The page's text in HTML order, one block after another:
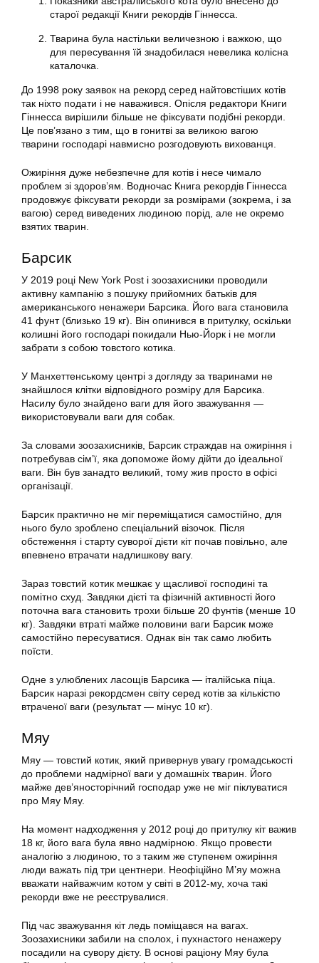
старої редакції Книги рекордів Гіннесса.
Тварина була настільки величезною і важкою, що
для пересування їй знадобилася невелика колісна
каталочка.
До 1998 року заявок на рекорд серед найтовстіших котів
так ніхто подати і не наважився. Опісля редактори Книги
Гіннесса вирішили більше не фіксувати подібні рекорди.
Це пов’язано з тим, що в гонитві за великою вагою
тварини господарі навмисно розгодовують вихованця.
Ожиріння дуже небезпечне для котів і несе чимало
проблем зі здоров’ям. Водночас Книга рекордів Гіннесса
продовжує фіксувати рекорди за розмірами (зокрема, і за
вагою) серед виведених людиною порід, але не окремо
взятих тварин.
Барсик
У 2019 році New York Post і зоозахисники проводили
активну кампанію з пошуку прийомних батьків для
американського ненажери Барсика. Його вага становила
41 фунт (близько 19 кг). Він опинився в притулку, оскільки
колишні його господарі покидали Нью-Йорк і не могли
забрати з собою товстого котика.
У Манхеттенському центрі з догляду за тваринами не
знайшлося клітки відповідного розміру для Барсика.
Насилу було знайдено ваги для його зважування —
використовували ваги для собак.
За словами зоозахисників, Барсик страждав на ожиріння і
потребував сім’ї, яка допоможе йому дійти до ідеальної
ваги. Він був занадто великий, тому жив просто в офісі
організації.
Барсик практично не міг переміщатися самостійно, для
нього було зроблено спеціальний візочок. Після
обстеження і старту суворої дієти кіт почав повільно, але
впевнено втрачати надлишкову вагу.
Зараз товстий котик мешкає у щасливої господині та
помітно схуд. Завдяки дієті та фізичній активності його
поточна вага становить трохи більше 20 фунтів (менше 10
кг). Завдяки втраті майже половини ваги Барсик може
самостійно пересуватися. Однак він так само любить
поїсти.
Одне з улюблених ласощів Барсика — італійська піца.
Барсик наразі рекордсмен світу серед котів за кількістю
втраченої ваги (результат — мінус 10 кг).
Мяу
Мяу — товстий котик, який привернув увагу громадськості
до проблеми надмірної ваги у домашніх тварин. Його
майже дев’яносторічний господар уже не міг піклуватися
про Мяу Мяу.
На момент надходження у 2012 році до притулку кіт важив
18 кг, його вага була явно надмірною. Якщо провести
аналогію з людиною, то з таким же ступенем ожиріння
люди важать під три центнери. Неофіційно М’яу можна
вважати найважчим котом у світі в 2012-му, хоча такі
рекорди вже не реєструвалися.
Під час зважування кіт ледь поміщався на вагах.
Зоозахисники забили на сполох, і пухнастого ненажеру
посадили на сувору дієту. В основі раціону Мяу була